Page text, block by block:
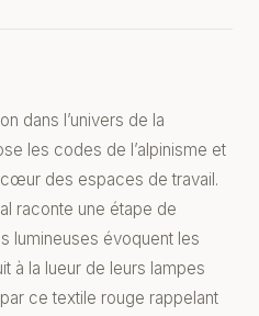
dans l’univers de la
les codes de l’alpinisme et
des espaces de travail.
raconte une étape de
lumineuses évoquent les
à la lueur de leurs lampes
ce textile rouge rappelant